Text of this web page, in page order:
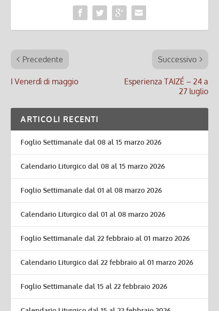
Precedente
I Venerdì di maggio
Successivo
Esperienza TAIZÉ – 24 a
27 luglio
ARTICOLI RECENTI
Foglio Settimanale dal 08 al 15 marzo 2026
Calendario Liturgico dal 08 al 15 marzo 2026
Foglio Settimanale dal 01 al 08 marzo 2026
Calendario Liturgico dal 01 al 08 marzo 2026
Foglio Settimanale dal 22 febbraio al 01 marzo 2026
Calendario Liturgico dal 22 febbraio al 01 marzo 2026
Foglio Settimanale dal 15 al 22 febbraio 2026